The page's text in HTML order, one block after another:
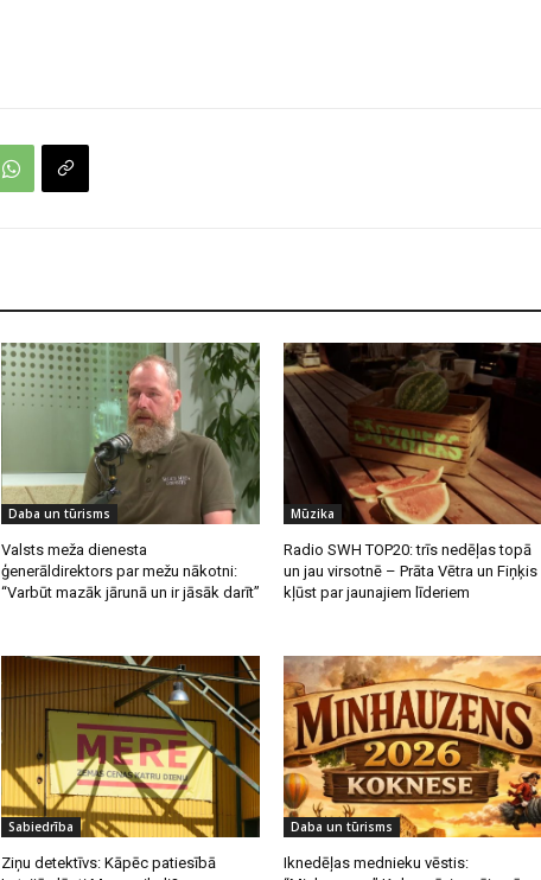
Daba un tūrisms
Valsts meža dienesta
ģenerāldirektors par mežu nākotni:
“Varbūt mazāk jārunā un ir jāsāk darīt”
Mūzika
Radio SWH TOP20: trīs nedēļas topā
un jau virsotnē – Prāta Vētra un Fiņķis
kļūst par jaunajiem līderiem
Sabiedrība
Ziņu detektīvs: Kāpēc patiesībā
Daba un tūrisms
Iknedēļas mednieku vēstis: